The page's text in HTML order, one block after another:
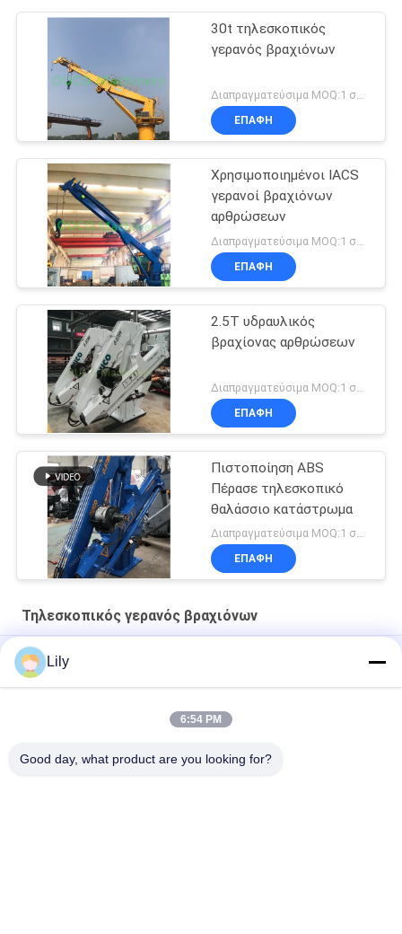
30t τηλεσκοπικός
γερανός βραχιόνων
Διαπραγματεύσιμα MOQ:1 σύνολο
ΕΠΑΦΉ
Χρησιμοποιημένοι IACS
γερανοί βραχιόνων
αρθρώσεων
ΕΠΑΦΉ
2.5T υδραυλικός
βραχίονας αρθρώσεων
ΕΠΑΦΉ
Πιστοποίηση ABS
Πέρασε τηλεσκοπικό
θαλάσσιο κατάστρωμα
Διαπραγματεύσιμα MOQ:1 σύνολο
ΕΠΑΦΉ
Τηλεσκοπικός γερανός βραχιόνων
Γερανός ηλεκτρικού μηχανοστασίου 10 τόνων για πλοίο
Υδραυλικός Τηλεσκοπικός Γερανός Αποβάθρας 12T10M
Θαλάσσιο υδραυλικό 3t 30m άσπρος τηλεσκοπικός γερανός
Lily
6:54 PM
Good day, what product are you looking for?